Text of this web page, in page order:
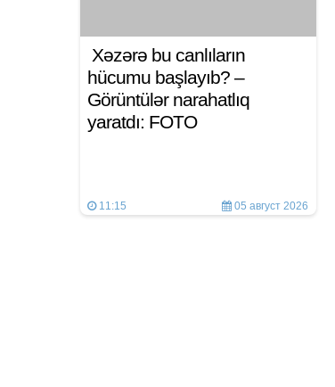
Xəzərə bu canlıların
hücumu başlayıb? –
Görüntülər narahatlıq
yaratdı: FOTO
11:15 05 август 2026